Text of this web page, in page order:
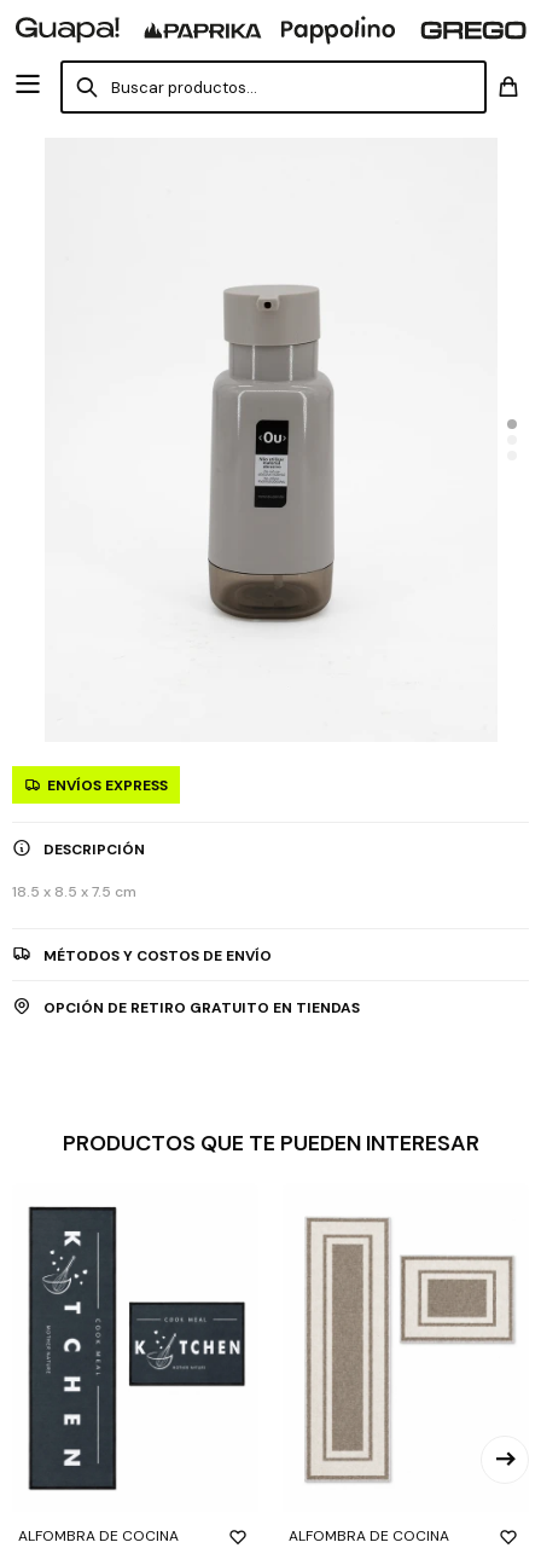
ENVÍOS EXPRESS
DESCRIPCIÓN
18.5 x 8.5 x 7.5 cm
MÉTODOS Y COSTOS DE ENVÍO
OPCIÓN DE RETIRO GRATUITO EN TIENDAS
PRODUCTOS QUE TE PUEDEN INTERESAR
ALFOMBRA DE COCINA
ALFOMBRA DE COCINA